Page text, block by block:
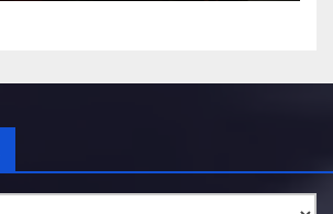
Haber